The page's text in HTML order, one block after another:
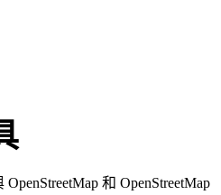
和 OpenStreetMap